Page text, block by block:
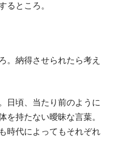
るところ。
。納得させられたら考え
日頃、当たり前のように
を持たない曖昧な言葉。
時代によってもそれぞれ